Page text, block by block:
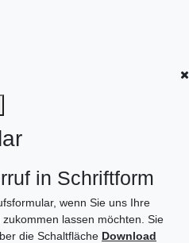
in Schriftform
wenn Sie uns Ihre
lassen möchten. Sie
die Schaltfläche Download